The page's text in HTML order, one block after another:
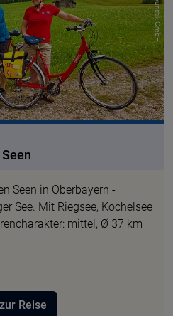
Seen in Oberbayern -
See. Mit Riegsee, Kochelsee
mittel, Ø 37 km
zur Reise